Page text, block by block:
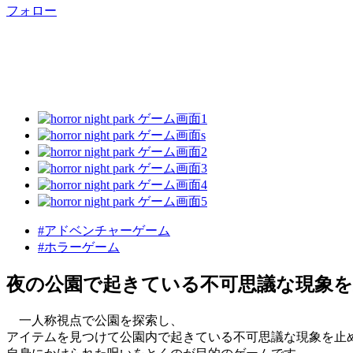
フォロー
#アドベンチャーゲーム
#ホラーゲーム
夜の公園で起きている不可思議な現象
一人称視点で公園を探索し、
アイテムを見つけて公園内で起きている不可思議な現象を止